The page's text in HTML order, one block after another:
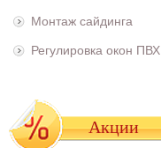
Монтаж сайдинга
Регулировка окон ПВХ
Акции